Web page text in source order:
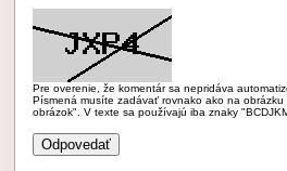
Pre overenie, že komentár sa nepridáva
Písmená musíte zadávať rovnako ako na
obrázok". V texte sa používajú iba znaky